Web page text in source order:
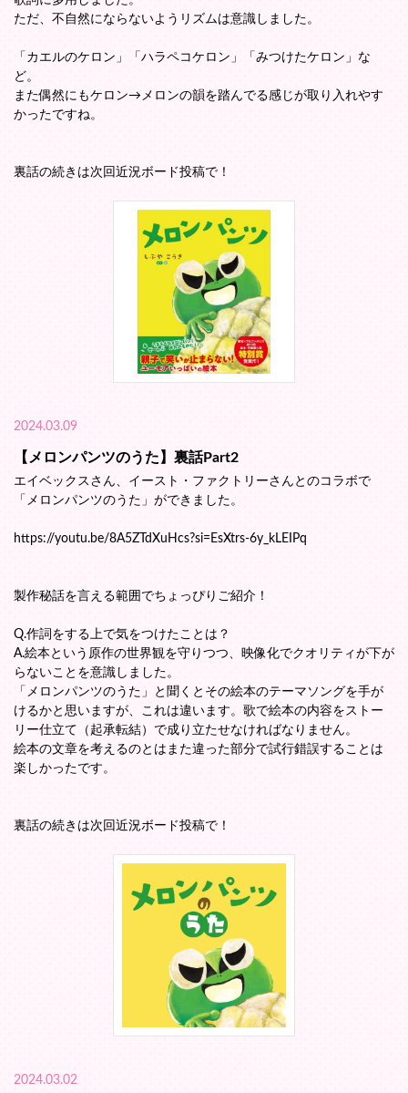
ただ、不自然にならないようリズムは意識しました。
「カエルのケロン」「ハラペコケロン」「みつけたケロン」な
ど。
また偶然にもケロン→メロンの韻を踏んでる感じが取り入れやす
かったですね。
裏話の続きは次回近況ボード投稿で！
2024.03.09
【メロンパンツのうた】裏話Part2
エイベックスさん、イースト・ファクトリーさんとのコラボで
「メロンパンツのうた」ができました。
https://youtu.be/8A5ZTdXuHcs?si=EsXtrs-6y_kLEIPq
製作秘話を言える範囲でちょっぴりご紹介！
Q.作詞をする上で気をつけたことは？
A.絵本という原作の世界観を守りつつ、映像化でクオリティが下が
らないことを意識しました。
「メロンパンツのうた」と聞くとその絵本のテーマソングを手が
けるかと思いますが、これは違います。歌で絵本の内容をストー
リー仕立て（起承転結）で成り立たせなければなりません。
絵本の文章を考えるのとはまた違った部分で試行錯誤することは
楽しかったです。
裏話の続きは次回近況ボード投稿で！
2024.03.02